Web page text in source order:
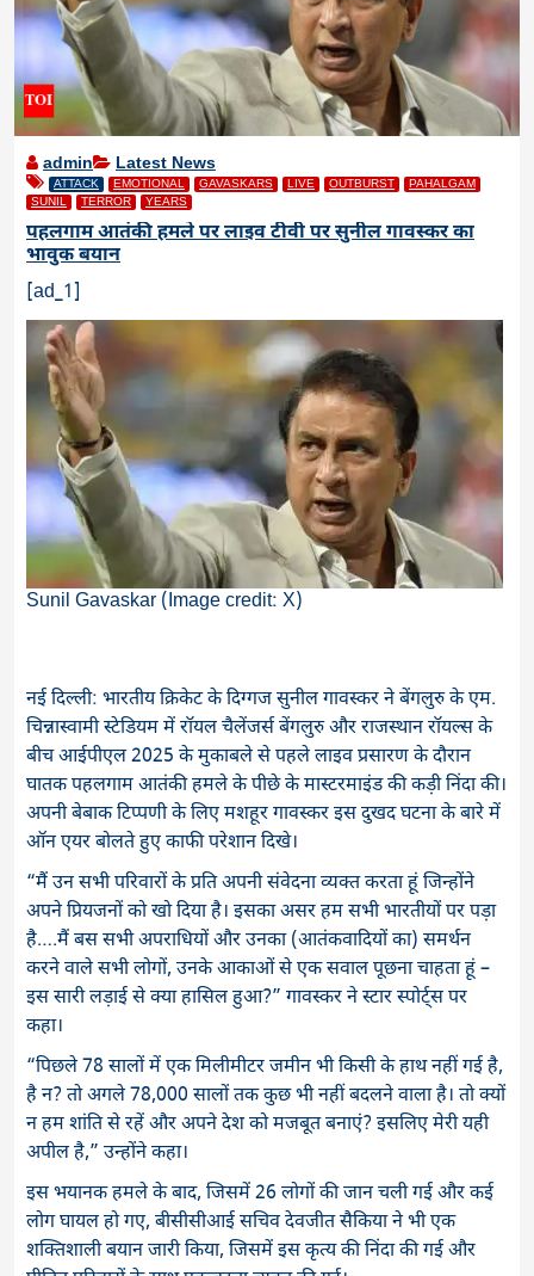
admin Latest News
ATTACK EMOTIONAL GAVASKARS LIVE OUTBURST
PAHALGAM
SUNIL
TERROR YEARS
पहलगाम आतंकी हमले पर लाइव टीवी पर सुनील गावस्कर का
भावुक बयान
[ad_1]
Sunil Gavaskar (Image credit: X)
नई दिल्ली: भारतीय क्रिकेट के दिग्गज सुनील गावस्कर ने बेंगलुरु के एम.
चिन्नास्वामी स्टेडियम में रॉयल चैलेंजर्स बेंगलुरु और राजस्थान रॉयल्स के
बीच आईपीएल 2025 के मुकाबले से पहले लाइव प्रसारण के दौरान
घातक पहलगाम आतंकी हमले के पीछे के मास्टरमाइंड की कड़ी निंदा की।
अपनी बेबाक टिप्पणी के लिए मशहूर गावस्कर इस दुखद घटना के बारे में
ऑन एयर बोलते हुए काफी परेशान दिखे।
“मैं उन सभी परिवारों के प्रति अपनी संवेदना व्यक्त करता हूं जिन्होंने
अपने प्रियजनों को खो दिया है। इसका असर हम सभी भारतीयों पर पड़ा
है….मैं बस सभी अपराधियों और उनका (आतंकवादियों का) समर्थन
करने वाले सभी लोगों, उनके आकाओं से एक सवाल पूछना चाहता हूं –
इस सारी लड़ाई से क्या हासिल हुआ?” गावस्कर ने स्टार स्पोर्ट्स पर
कहा।
“पिछले 78 सालों में एक मिलीमीटर जमीन भी किसी के हाथ नहीं गई है,
है न? तो अगले 78,000 सालों तक कुछ भी नहीं बदलने वाला है। तो क्यों
न हम शांति से रहें और अपने देश को मजबूत बनाएं? इसलिए मेरी यही
अपील है,” उन्होंने कहा।
इस भयानक हमले के बाद, जिसमें 26 लोगों की जान चली गई और कई
लोग घायल हो गए, बीसीसीआई सचिव देवजीत सैकिया ने भी एक
शक्तिशाली बयान जारी किया, जिसमें इस कृत्य की निंदा की गई और